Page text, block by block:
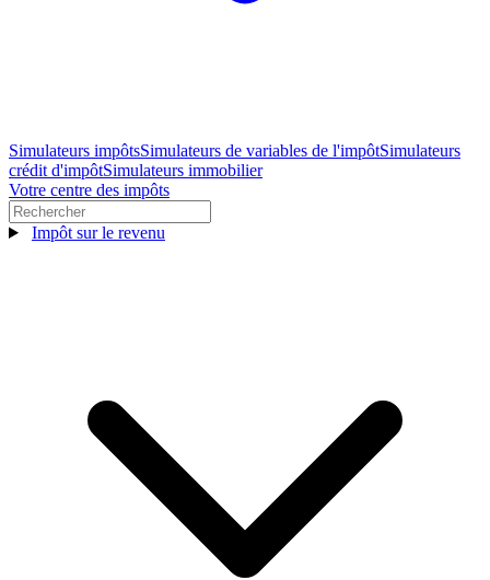
Simulateurs impôtsSimulateurs de variables de l'impôtSimulateurs
crédit d'impôtSimulateurs immobilier
Votre centre des impôts
Impôt sur le revenu